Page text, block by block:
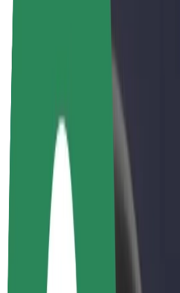
კურიერები
კურიერის შემოსავლები
Bolt Food პარტნიორები
ავტოპარკები
ფრენჩაიზი
კომპანია
ვაკანსიები